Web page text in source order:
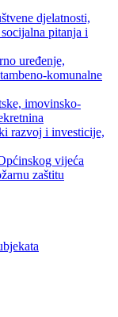
djelatnosti,
pitanja i
uređenje,
komunalne
imovinsko-
razvoj i investicije,
vijeća
zaštitu